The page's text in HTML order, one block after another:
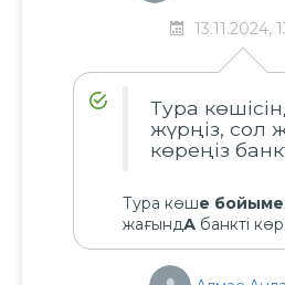
13.11.2024,
Тура
жүрңіз, сол
көреңіз
Тура көше
жағындА банкті